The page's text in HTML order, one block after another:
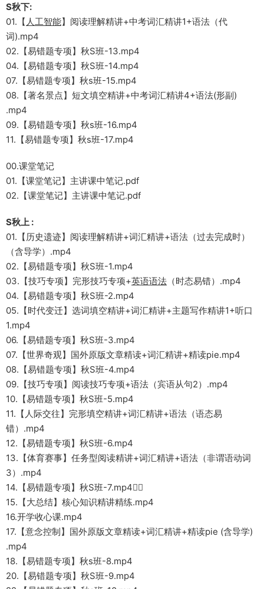
S秋下:
01.【 人工智能】阅读理解精讲+中考词汇精讲1+语法（代
词).mp4
02.【易错题专项】秋S班-13.mp4
04.【易错题专项】秋S班-14.mp4
07.【易错题专项】秋s班-15.mp4
08.【著名景点】短文填空精讲+中考词汇精讲4+语法(形副)
.mp4
09.【易错题专项】秋s班-16.mp4
11.【易错题专项】秋s班-17.mp4
00.课堂笔记
01.【课堂笔记】主讲课中笔记.pdf
02.【课堂笔记】主讲课中笔记.pdf
S秋上 :
01.【历史遗迹】阅读理解精讲+词汇精讲+语法（过去完成时）
（含导学）.mp4
02.【易错题专项】秋S班-1.mp4
03.【技巧专项】完形技巧专项+英语语法 （时态易错）.mp4
04.【易错题专项】秋S班-2.mp4
05.【时代变迁】选词填空精讲+词汇精讲+主题写作精讲1+听口
1.mp4
06.【易错题专项】秋S班-3.mp4
07.【世界奇观】国外原版文章精读+词汇精讲+精读pie.mp4
08.【易错题专项】秋S班-4.mp4
09.【技巧专项】阅读技巧专项+语法（宾语从句2）.mp4
10.【易错题专项】秋S班-5.mp4
11.【人际交往】完形填空精讲+词汇精讲+语法（语态易
错）.mp4
12.【易错题专项】秋S班-6.mp4
13.【体育赛事】任务型阅读精讲+词汇精讲+语法（非谓语动词
3）.mp4
14.【易错题专项】秋S班-7.mp4
15.【大总结】核心知识精讲精练.mp4
16.开学收心课.mp4
17.【意念控制】国外原版文章精读+词汇精讲+精读pie (含导学)
.mp4
18.【易错题专项】秋s班-8.mp4
20.【易错题专项】秋S班-9.mp4